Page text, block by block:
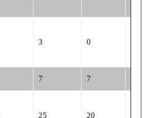
3 0
7 7
25 20